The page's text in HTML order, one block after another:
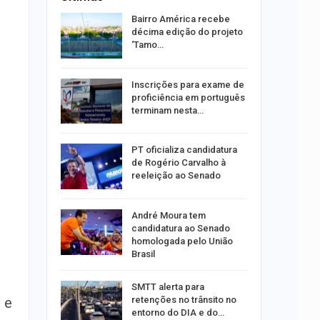
e
Bairro América recebe
décima edição do projeto
‘Tamo…
Inscrições para exame de
proficiência em português
terminam nesta…
PT oficializa candidatura
de Rogério Carvalho à
reeleição ao Senado
André Moura tem
candidatura ao Senado
homologada pelo União
Brasil
SMTT alerta para
retenções no trânsito no
entorno do DIA e do…